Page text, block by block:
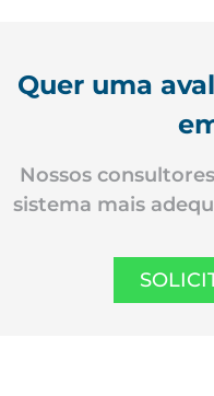
Quer uma
Nossos
sistema mais